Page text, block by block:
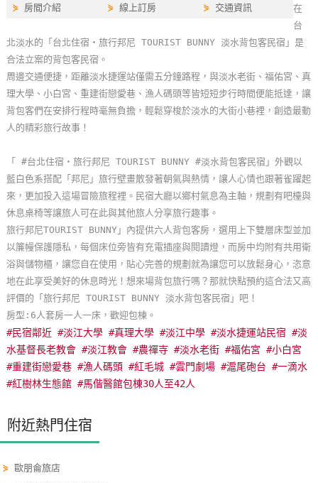
紅
帶
你
玩
樂
地
圖
顧
客
服
務
顧
客
滿
意
度
訂
管
⋟ 房間介紹 ⋟線上訂房 ⋟ 交通資訊
在
台
北淡水的「台北住宿‧旅行邦尼 TOURIST BUNNY 淡水背包客民宿」是
合法立案的背包客民宿。
周邊交通便捷，距離淡水捷運站僅需五分鐘路程，與淡水老街、福佑宮、真
理大學、小白宮、重建街戀愛巷、漁人碼頭等皆短短步行時間便能抵達，讓
背包客們在安排行程時毫無負擔，輕鬆穿梭於淡水的大街小巷裡，創造最動
人的精彩旅行故事！
「 #台北住宿‧旅行邦尼 TOURIST BUNNY #淡水背包客民宿」外觀以
藍白色系搭配「邦尼」旅行壁畫散發著朝氣與熱情，讓人心情也跟著雀躍起
來，更加投入這場冒險旅程裡。民宿大廳以鄉村氣息為主軸，規劃有吧檯與
休息桌椅等讓旅人可在此與其他旅人分享旅行趣事。
旅行邦尼TOURIST BUNNY」內提供六人背包客房，選用上下雙層床型並加
以簾幔保護隱私，每個床位旁皆有充電插座與閱讀燈，而房中均附有共用衛
浴與儲物櫃，讓您自在使用，貼心完善的規劃就為讓您可以放鬆身心，恣意
地在此享受美好的休息時光！想來場背包旅行嗎？那就快點預約這合法又高
評價的「旅行邦尼 TOURIST BUNNY 淡水背包客民宿」吧！
房型:6人套房一人一床，歡迎包棟。
#民宿鄰近 #淡江大學 #真理大學 #淡江中學 #淡水捷運站民宿 #淡
水基督長老教會 #淡江教會 #農禪寺 #淡水老街 #福佑宮 #小白宮
#重建街戀愛巷 #漁人碼頭 #紅毛城 #雲門劇場 #滬尾砲台 #一滴水
#紅樹林生態館 #馬偕醫館包棟30人至42人
附近熱門住宿
⋟歐朋侖旅店